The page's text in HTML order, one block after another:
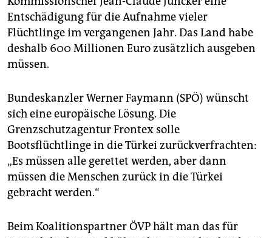
Entschädigung für die Aufnahme vieler
Flüchtlinge im vergangenen Jahr. Das Land habe
deshalb 600 Millionen Euro zusätzlich ausgeben
müssen.
Bundeskanzler Werner Faymann (SPÖ) wünscht
sich eine europäische Lösung. Die
Grenzschutzagentur Frontex solle
Bootsflüchtlinge in die Türkei zurückverfrachten:
„Es müssen alle gerettet werden, aber dann
müssen die Menschen zurück in die Türkei
gebracht werden.“
Beim Koalitionspartner ÖVP hält man das für